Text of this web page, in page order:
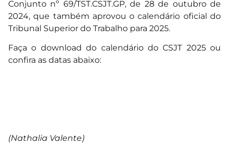
Conjunto nº 69/TST.CSJT.GP, de 28 de outubro de
2024, que também aprovou o calendário oficial do
Tribunal Superior do Trabalho para 2025.
Faça o download do calendário do CSJT 2025ou
confira as datas abaixo:
(Nathalia Valente)